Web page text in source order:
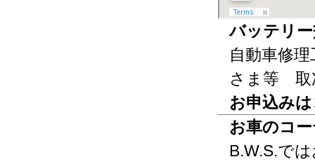
バッテリ
自動車修
さま等 取
お申込み
お車のコ
B.W.S.で